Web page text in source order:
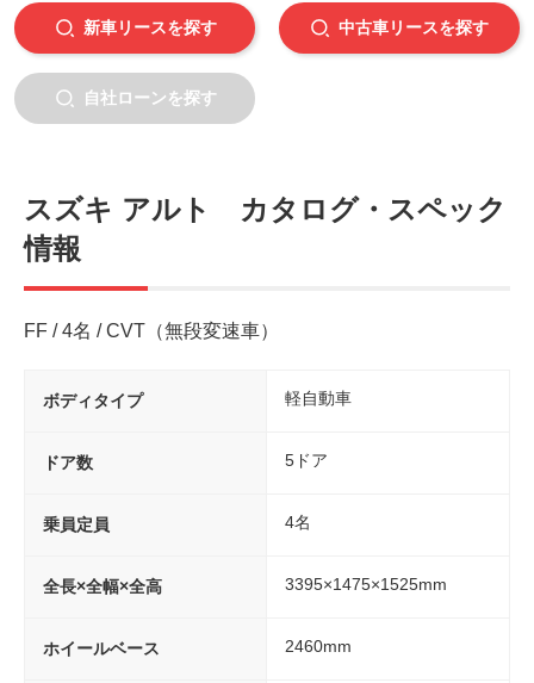
新車リースを探す
自社ローンを探す
中古車リースを探す
スズキ アルト カタログ・スペック
情報
FF / 4名 / CVT（無段変速車）
ボディタイプ 軽自動車
ドア数 5ドア
乗員定員 4名
全長×全幅×全高 3395×1475×1525mm
ホイールベース 2460mm